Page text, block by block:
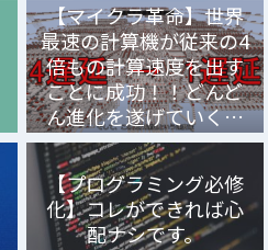
【マイクラ革命】世界
最速の計算機が従来の4
倍もの計算速度を出す
ことに成功！！どんど
ん進化を遂げていく…
【プログラミング必修
化】コレができれば心
配ナシです。